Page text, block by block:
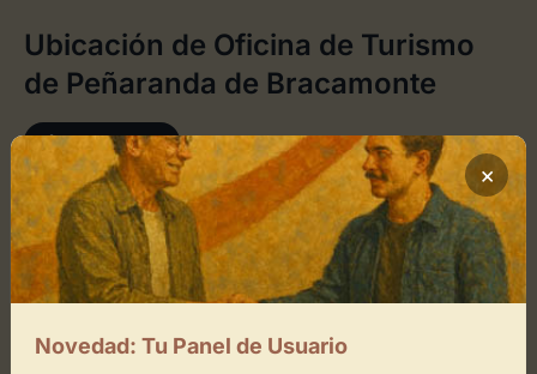
Ubicación de Oficina de Turismo
de Peñaranda de Bracamonte
Cómo llegar
+
−
×
Novedad: Tu Panel de Usuario